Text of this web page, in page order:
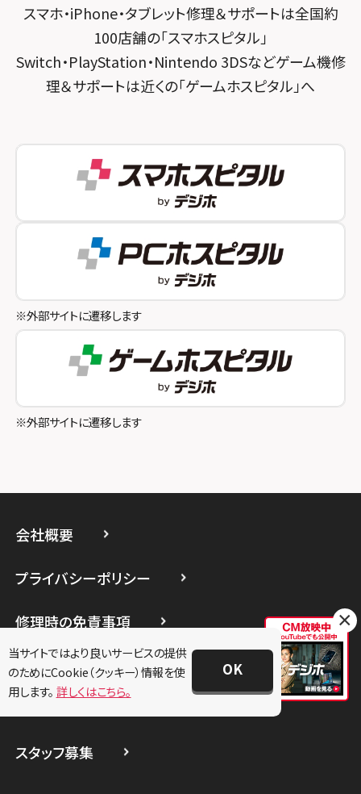
スマホスピタル 神田
スマホスピタル三軒茶屋
スマホスピタル秋葉原
スマホスピタル 自由が丘
スマホスピタルオリナス錦糸町
スマホスピタル テルル成増
スマホスピタル池袋
スマホスピタル八王子
スマホスピタル町田
スマホスピタル吉祥寺
スマホスピタル立川
スマホスピタル たまプラーザ駅前
スマホスピタル 登戸・向ヶ丘遊園
スマホスピタル 武蔵小杉
スマホスピタル横浜駅前
スマホスピタル テルル上大岡
スマホスピタル 京都宇治
スマホスピタル 福知山
スマホスピタル神戸三宮
スマホスピタル by デジホ 姫路キャスパ
スマホスピタル伊丹
スマホスピタル奈良生駒
スマホスピタル和歌山
スマホ・iPhone・タブレット修理＆サポートは全国約
100店舗の「スマホスピタル」
Switch・PlayStation・Nintendo 3DSなどゲーム機修
理＆サポートは近くの「ゲームホスピタル」へ
※外部サイトに遷移します
※外部サイトに遷移します
会社概要
プライバシーポリシー
修理時の免責事項
お問い合わせ
スタッフ募集
×
当サイトではより良いサービスの提供
のためにCookie（クッキー）情報を使
用します。 詳しくはこちら。
OK